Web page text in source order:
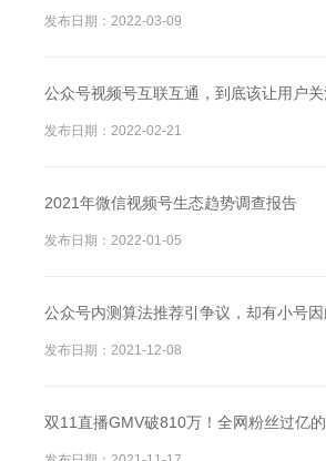
发布日期：2022-03-09
公众号视频号互联互通，到底该让用户关
发布日期：2022-02-21
2021年微信视频号生态趋势调查报告
发布日期：2022-01-05
公众号内测算法推荐引争议，却有小号因
发布日期：2021-12-08
双11直播GMV破810万！全网粉丝过亿